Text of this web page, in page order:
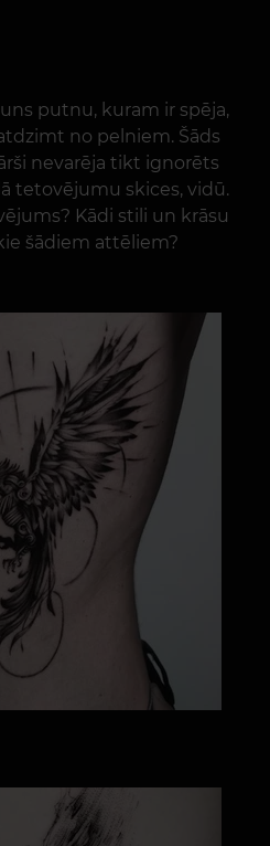
putnu, kuram ir spēja,
no pelniem. Šāds
nevarēja tikt ignorēts
tetovējumu skices, vidū.
Kādi stili un krāsu
šādiem attēliem?